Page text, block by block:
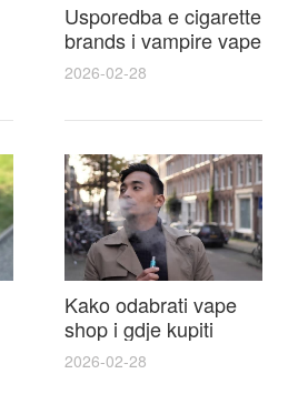
Usporedba e cigarette
brands i vampire vape
za 2026 – vodič s
i najboljim ponudama
2026-02-28
Kako odabrati vape
shop i gdje kupiti
Disposable Vapes uz
najbolje cijene
2026-02-28